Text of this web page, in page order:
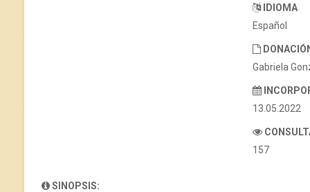
IDIOMA
Español
Gabriela
13.05.2022
157
SINOPSIS: